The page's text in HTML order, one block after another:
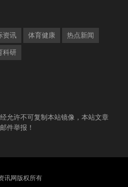
资讯 体育健康 热点新闻
科研
允许不可复制本站镜像，本站文章
件举报！
讯网版权所有